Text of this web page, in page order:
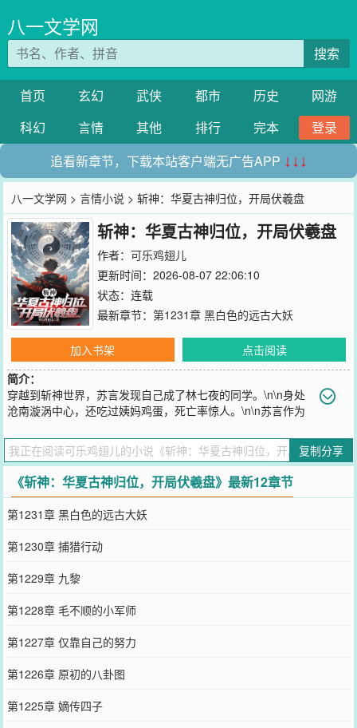
八一文学网
搜索
首页 玄幻 武侠 都市 历史
网游
科幻
言情 其他 排行 完本
登录
追看新章节，下载本站客户端无广告APP ↓↓↓
八一文学网 >言情小说 > 斩神：华夏古神归位，开局伏羲盘
斩神：华夏古神归位，开局伏羲盘
作者： 可乐鸡翅儿
更新时间：2026-08-07 22:06:10
状态：连载
最新章节： 第1231章 黑白色的远古大妖
加入书架
点击阅读
简介：
穿越到斩神世界，苏言发现自己成了林七夜的同学。\n\n身处
沧南漩涡中心，还吃过姨妈鸡蛋，死亡率惊人。\n\n苏言作为
变万化。\n\n十二生肖环：控制十二种动物。美杜莎也是蛇，黑山羊
也是羊？\n\n十二地支环：子、丑、寅......戌，亥。在对应时辰获得五
倍能力，高配版星夜舞者。\n\n地支+生肖：「子鼠」、「丑牛」、
「寅虎」....「亥猪」，万千倍速度，万倍力量。\n\n八卦环：「先天
八卦」「后天八卦」。\n\n——“八卦·申猴，唤混沌四猴齐天大圣！”
\n\n——“八卦·卯兔，唤月华宫嫦娥仙子，借月华一锁神明。”\n\n克系
至高？杀给你看。\n\n....................\n\n加入136小队，被红缨捡回
家。\n\n“红缨姐，我真的没在浴室隐身，你要相信我。”\n\n“红缨姐，
我是正人君子，电脑里这是学习资料。”\n\n“红缨姐，我会负责的,.....
负责把家打扫干净。”\n\n“——玫火羽裳，打不死你！”
您要是觉得《
斩神：华夏古神归位，开局伏羲盘
忘记向您QQ群和微博微信里的朋友推荐哦！
复制分享
《斩神：华夏古神归位，开局伏羲盘》最新12章节
第1231章 黑白色的远古大妖
第1230章 捕猎行动
第1229章 九黎
第1228章 毛不顺的小军师
第1227章 仅靠自己的努力
第1226章 原初的八卦图
第1225章 嫡传四子